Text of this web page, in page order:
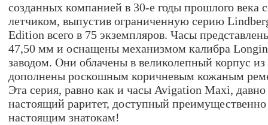
созданных компанией в 30-е годы прошлого века
летчиком, выпустив ограниченную серию
Edition всего в 75 экземпляров. Часы
47,50 мм и оснащены механизмом калибра
заводом. Они облачены в великолепный корпус
дополнены роскошным коричневым кожаным
Эта серия, равно как и часы Avigation Maxi, давно
настоящий раритет, доступный
настоящим знатокам!